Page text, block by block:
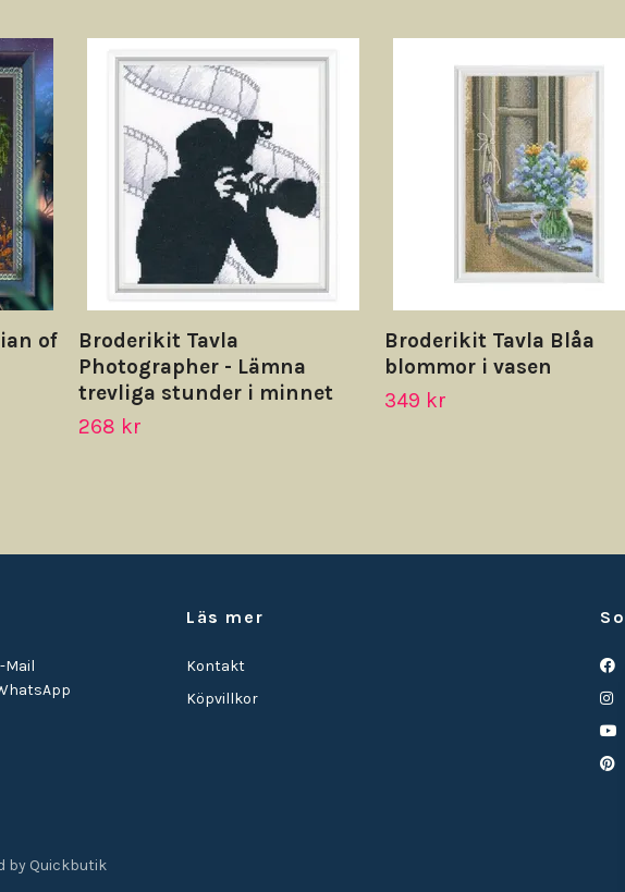
of
Broderikit Tavla
Photographer - Lämna
trevliga stunder i minnet
268 kr
Broderikit Tavla Blåa
blommor i vasen
349 kr
Mail
Läs mer
Kontakt
Köpvillkor
by Quickbutik